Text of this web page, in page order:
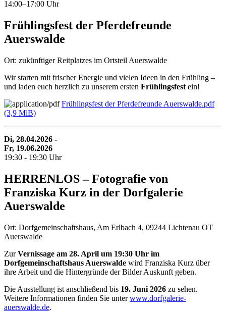
14:00–17:00 Uhr
Frühlingsfest der Pferdefreunde
Auerswalde
Ort: zukünftiger Reitplatzes im Ortsteil Auerswalde
Wir starten mit frischer Energie und vielen Ideen in den Frühling –
und laden euch herzlich zu unserem ersten Frühlingsfest ein!
Frühlingsfest der Pferdefreunde Auerswalde.pdf
(3,9 MiB)
Di, 28.04.2026 -
Fr, 19.06.2026
19:30 - 19:30 Uhr
HERRENLOS – Fotografie von
Franziska Kurz in der Dorfgalerie
Auerswalde
Ort: Dorfgemeinschaftshaus, Am Erlbach 4, 09244 Lichtenau OT
Auerswalde
ZurVernissage am 28. April um 19:30 Uhr im
Dorfgemeinschaftshaus Auerswalde wird Franziska Kurz über
ihre Arbeit und die Hintergründe der Bilder Auskunft geben.
Die Ausstellung ist anschließend bis 19. Juni 2026 zu sehen.
Weitere Informationen finden Sie unterwww.dorfgalerie-
auerswalde.de.